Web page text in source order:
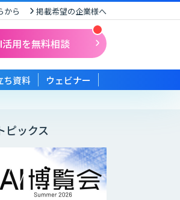
から 掲載希望の企業様へ
用を無料相談
ち資料 ウェビナー
ピックス